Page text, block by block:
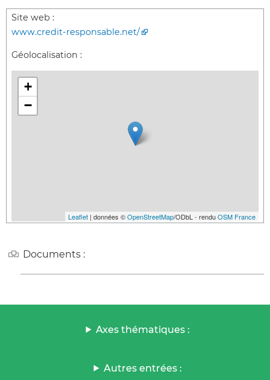
Site web :
www.credit-responsable.net/
Géolocalisation :
+
−
Leaflet | données ©OpenStreetMap/ODbL - renduOSM France
Documents :
Axes thématiques :
Autres entrées :